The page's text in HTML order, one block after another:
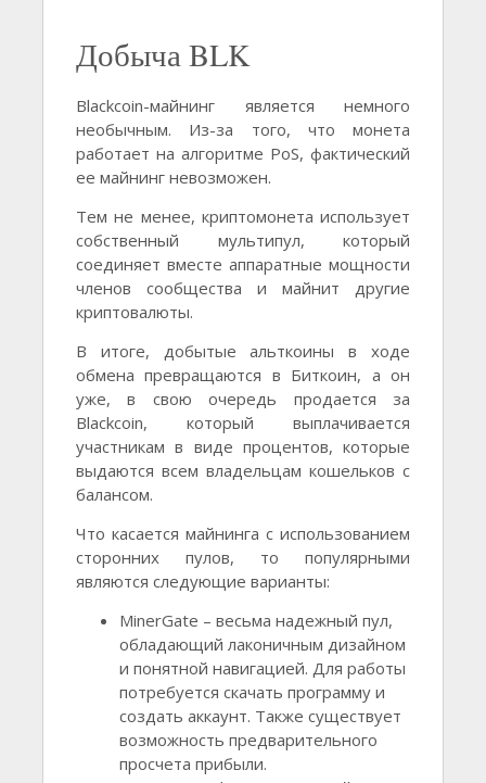
Добыча BLK
Blackcoin-майнинг является немного
необычным. Из-за того, что монета
работает на алгоритме PoS, фактический
ее майнинг невозможен.
Тем не менее, криптомонета использует
собственный мультипул, который
соединяет вместе аппаратные мощности
членов сообщества и майнит другие
криптовалюты.
В итоге, добытые альткоины в ходе
обмена превращаются в Биткоин, а он
уже, в свою очередь продается за
Blackcoin, который выплачивается
участникам в виде процентов, которые
выдаются всем владельцам кошельков с
балансом.
Что касается майнинга с использованием
сторонних пулов, то популярными
являются следующие варианты:
MinerGate – весьма надежный пул,
обладающий лаконичным дизайном
и понятной навигацией. Для работы
потребуется скачать программу и
создать аккаунт. Также существует
возможность предварительного
просчета прибыли.